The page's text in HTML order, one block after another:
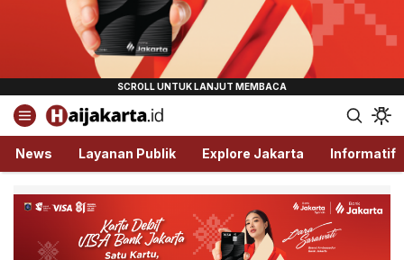
Haijakarta.id
Semua Tentang Jakarta Ada Disini!
News Layanan Publik Explore Jakarta Informatif